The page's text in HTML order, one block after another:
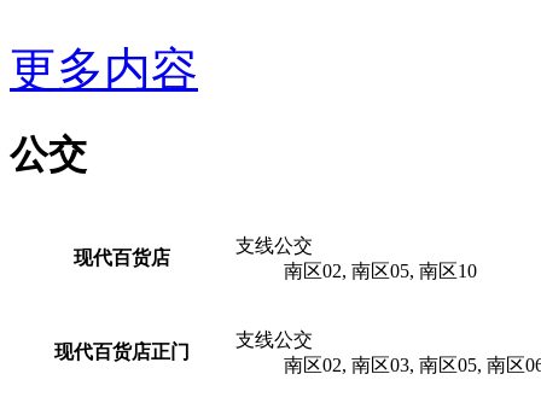
更多内容
公交
现代百货店
支线公交
南区02, 南区05, 南区10
现代百货店正门
支线公交
南区02, 南区03, 南区05, 南区